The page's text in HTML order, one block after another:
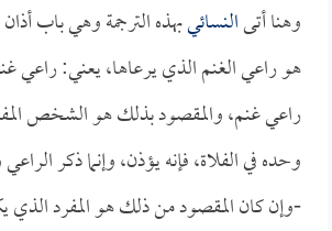
وهنا أتىالنسائيبهذه الترجمة وهي باب
هو راعي الغنم الذي يرعاها، يعني: راعي
راعي غنم، والمقصود بذلك هو الشخص
وحده في الفلاة، فإنه يؤذن، وإنما ذكر
-وإن كان المقصود من ذلك هو المفرد